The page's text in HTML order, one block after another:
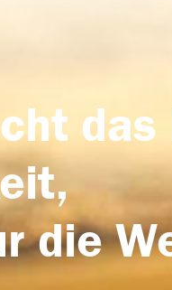
die